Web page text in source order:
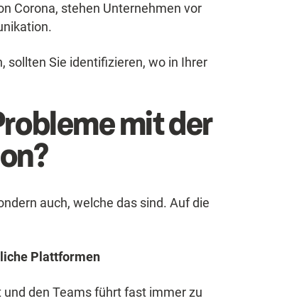
Corona, stehen Unternehmen vor
sollten Sie identifizieren, wo in Ihrer
mit der
auch, welche das sind. Auf die
Plattformen
den Teams führt fast immer zu